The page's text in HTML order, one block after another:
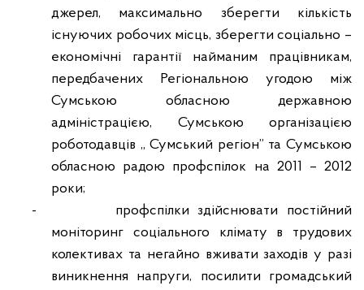
джерел, максимально зберегти кількість
існуючих робочих місць, зберегти соціально –
економічні гарантії найманим працівникам,
передбачених Регіональною угодою між
Сумською обласною державною
адміністрацією, Сумською організацією
роботодавців „ Сумський регіон” та Сумською
обласною радою профспілок на 2011 – 2012
роки;
-
профспілки здійснювати постійний
моніторинг соціального клімату в трудових
колективах та негайно вживати заходів у разі
виникнення напруги, посилити громадський